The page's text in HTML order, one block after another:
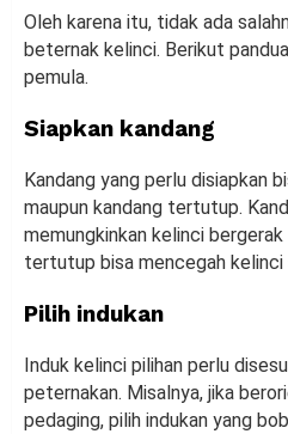
Oleh karena itu, tidak ada
beternak kelinci. Berikut
pemula.
Siapkan kandang
Kandang yang perlu disiapkan
maupun kandang tertutup.
memungkinkan kelinci
tertutup bisa mencegah kelinci
Pilih indukan
Induk kelinci pilihan perlu
peternakan. Misalnya, jika
pedaging, pilih indukan yang